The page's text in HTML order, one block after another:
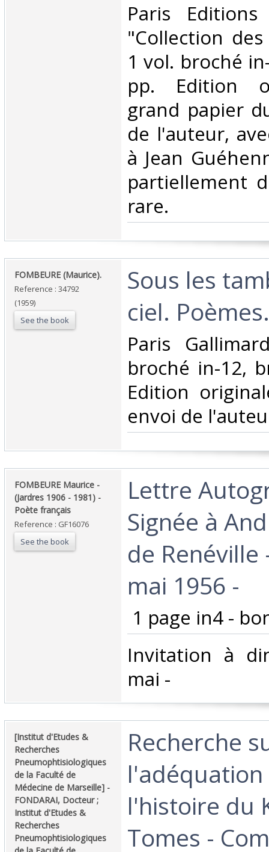
‎Paris
"Collection
1 vol. broché
pp. Edition
grand papier
de l'auteur,
à Jean
partiellement
rare.‎
‎FOMBEURE (Maurice).‎
Reference : 34792
(1959)
See the book
‎Sous les
ciel. Poèmes.‎
‎Paris
broché in-12,
Edition
envoi de
‎FOMBEURE Maurice -
(Jardres 1906 - 1981) -
Poète français ‎
Reference : GF16076
See the book
‎Lettre
Signée à
de Renéville
mai 1956 - ‎
1 page in4 -
‎Invitation à
mai - ‎
‎[Institut d'Etudes &
Recherches
Pneumophtisiologiques
de la Faculté de
Médecine de Marseille] - ‎
‎FONDARAI, Docteur ;
Institut d'Etudes &
Recherches
Pneumophtisiologiques
‎Recherche
l'adéquation
l'histoire du
Tomes -